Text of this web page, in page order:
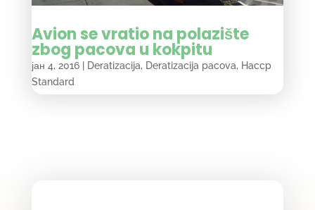
Avion se vratio na polazište
zbog pacova u kokpitu
јан 4, 2016| Deratizacija, Deratizacija pacova, Haccp
Standard